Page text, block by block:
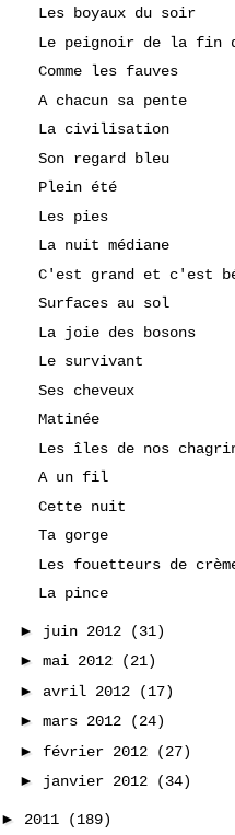
Les boyaux du soir
Le peignoir de la fin
Comme les fauves
A chacun sa pente
La civilisation
Son regard bleu
Plein été
Les pies
La nuit médiane
C'est grand et c'est
Surfaces au sol
La joie des bosons
Le survivant
Ses cheveux
Matinée
Les îles de nos
A un fil
Cette nuit
Ta gorge
Les fouetteurs de
La pince
► juin 2012
(31)
► mai 2012
(21)
► avril 2012
(17)
► mars 2012
(24)
► février 2012
(27)
► janvier 2012 (34)
► 2011 (189)